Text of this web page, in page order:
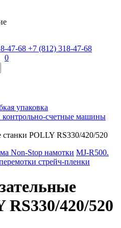
47-68 +7 (812) 318-47-68
0
упаковка
контрольно-счетные машины
станки POLLY RS330/420/520
Non-Stop намотки MJ-R500.
стрейч-пленки
RS330/420/520